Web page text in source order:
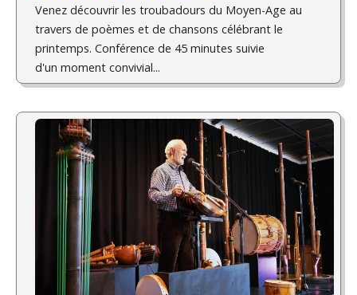
Venez découvrir les troubadours du Moyen-Age au
travers de poèmes et de chansons célébrant le
printemps. Conférence de 45 minutes suivie
d'un moment convivial...